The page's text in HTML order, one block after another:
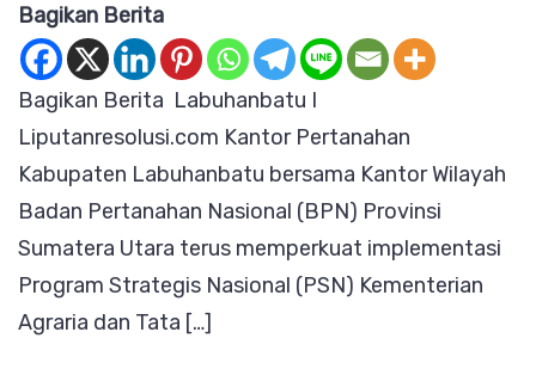
Strategis
Lewat
Bagikan Berita
Bagikan Berita Labuhanbatu I
Liputanresolusi.com Kantor Pertanahan
Kabupaten Labuhanbatu bersama Kantor Wilayah
Badan Pertanahan Nasional (BPN) Provinsi
Sumatera Utara terus memperkuat implementasi
Program Strategis Nasional (PSN) Kementerian
Agraria dan Tata […]